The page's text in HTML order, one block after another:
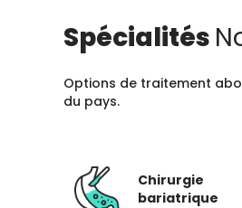
Spécialités
Options de traitement
du pays.
Chirurgie
bariatrique